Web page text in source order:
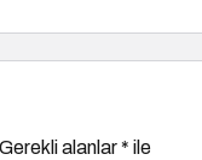
Gerekli alanlar* ile